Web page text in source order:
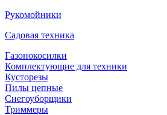
Рукомойники
Садовая техника
Газонокосилки
Комплектующие для техники
Кусторезы
Пилы цепные
Снегоуборщики
Триммеры